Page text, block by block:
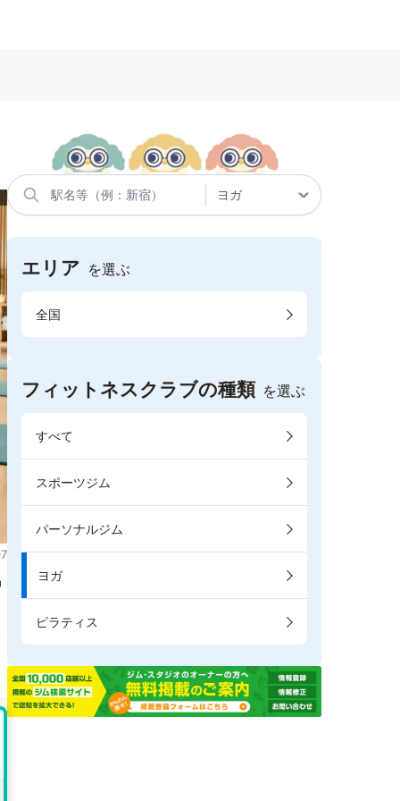
エリア を選ぶ
全国
フィットネスクラブの種類 を選ぶ
すべて
スポーツジム
パーソナルジム
ヨガ
ピラティス